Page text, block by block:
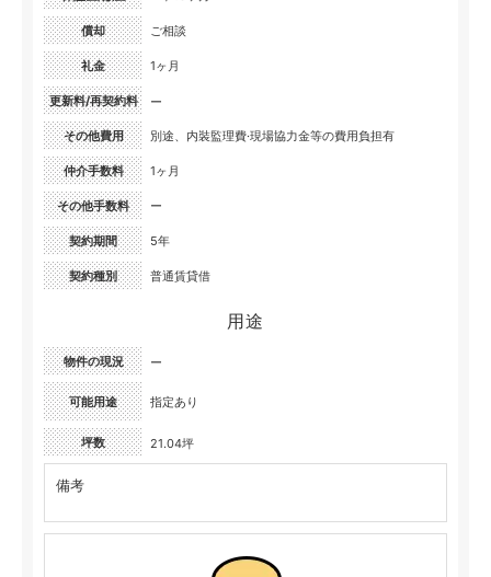
償却 ご相談
礼金 1ヶ月
更新料/再契約料 ー
その他費用 別途、内裝監理費·現場協力金等の費用負担有
仲介手数料 1ヶ月
その他手数料 ー
契約期間 5年
契約種別 普通賃貸借
用途
物件の現況 ー
可能用途 指定あり
坪数 21.04坪
備考